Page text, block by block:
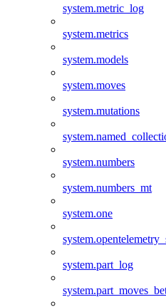
system.metric_log
system.metrics
system.models
system.moves
system.mutations
system.numbers
system.numbers_mt
system.one
system.part_log